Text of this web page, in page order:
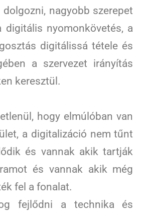
dolgozni, nagyobb szerepet
digitális nyomonkövetés, a
digitálissá tétele és
a szervezet irányítás
keresztül.
hogy elmúlóban van
a digitalizáció nem tűnt
és vannak akik tartják
és vannak akik még
fel a fonalat.
fejlődni a technika és